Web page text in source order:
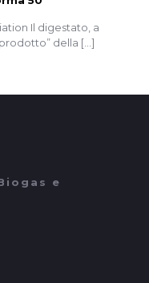
Il digestato, a
della […]
e